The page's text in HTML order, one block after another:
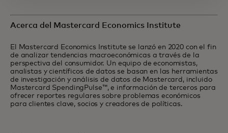
Acerca del Mastercard Economics Institute
El Mastercard Economics Institute se lanzó en 2020 con el fin
de analizar tendencias macroeconómicas a través de la
perspectiva del consumidor. Un equipo de economistas,
analistas y científicos de datos se basan en las herramientas
de investigación y análisis de datos de Mastercard, incluido
Mastercard SpendingPulse™, e información de terceros para
ofrecer reportes regulares sobre problemas económicos
para clientes clave, socios y creadores de políticas.